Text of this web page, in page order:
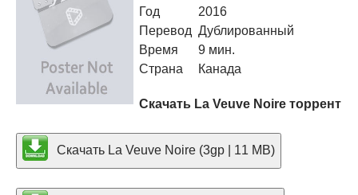
Год
2016
Перевод Дублированный
Время
9 мин.
Страна
Канада
Скачать La Veuve Noire торрент
Скачать La Veuve Noire (3gp | 11 MB)